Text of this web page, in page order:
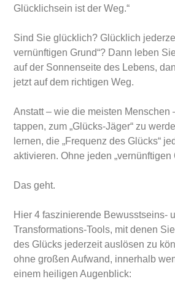
Glücklichsein ist der Weg.“
Sind Sie glücklich? Glücklich
vernünftigen Grund“? Dann leben
auf der Sonnenseite des Lebens,
jetzt auf dem richtigen Weg.
Anstatt – wie die meisten Menschen
tappen, zum „Glücks-Jäger“ zu
lernen, die „Frequenz des Glücks“
aktivieren. Ohne jeden „vernünftigen
Das geht.
Hier 4 faszinierende Bewusstseins-
Transformations-Tools, mit denen
des Glücks jederzeit auslösen zu
ohne großen Aufwand, innerhalb
einem heiligen Augenblick: